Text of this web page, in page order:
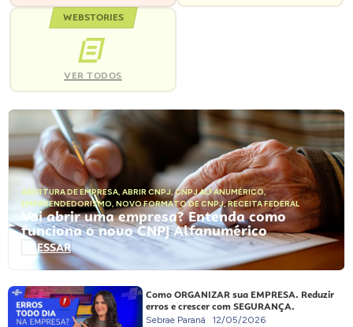
WEBSTORIES
VER TODOS
ABERTURA DE EMPRESA, ABRIR CNPJ,CNPJ ALFANUMÉRICO,
EMPREENDEDORISMO, NOVO FORMATO DE CNPJ,RECEITA FEDERAL
Vai abrir uma empresa? Entenda como
funciona o novo CNPJ Alfanumérico
ACESSAR
Como ORGANIZAR sua EMPRESA. Reduzir
erros e crescer com SEGURANÇA.
Sebrae Paraná 12/05/2026